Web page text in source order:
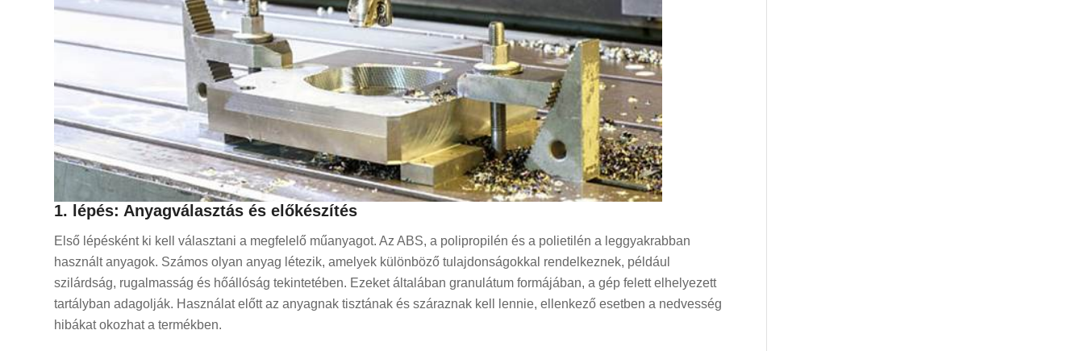
1. lépés: Anyagválasztás és előkészítés
Első lépésként ki kell választani a megfelelő műanyagot. Az ABS, a polipropilén és a polietilén a leggyakrabban
használt anyagok. Számos olyan anyag létezik, amelyek különböző tulajdonságokkal rendelkeznek, például
szilárdság, rugalmasság és hőállóság tekintetében. Ezeket általában granulátum formájában, a gép felett elhelyezett
tartályban adagolják. Használat előtt az anyagnak tisztának és száraznak kell lennie, ellenkező esetben a nedvesség
hibákat okozhat a termékben.